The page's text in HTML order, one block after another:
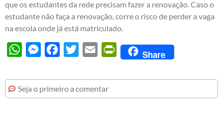
que os estudantes da rede precisam fazer a renovação. Caso o
estudante não faça a renovação, corre o risco de perder a vaga
na escola onde já está matriculado.
WhatsAppMessengerFacebook
Twitter Email PrintFriendly
Share
Seja o primeiro a comentar